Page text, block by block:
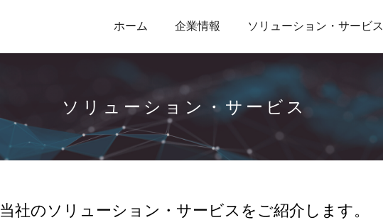
ホーム 企業情報 ソリューション・サービス
ソリューション・サービス
当社のソリューション・サービスをご紹介します。